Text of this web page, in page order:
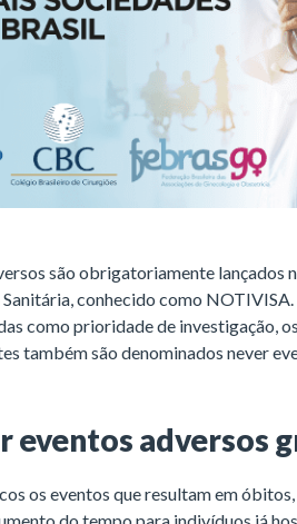
são obrigatoriamente lançados
conhecido como NOTIVISA.
como prioridade de investigação,
também são denominados never
adversos
os eventos que resultam em